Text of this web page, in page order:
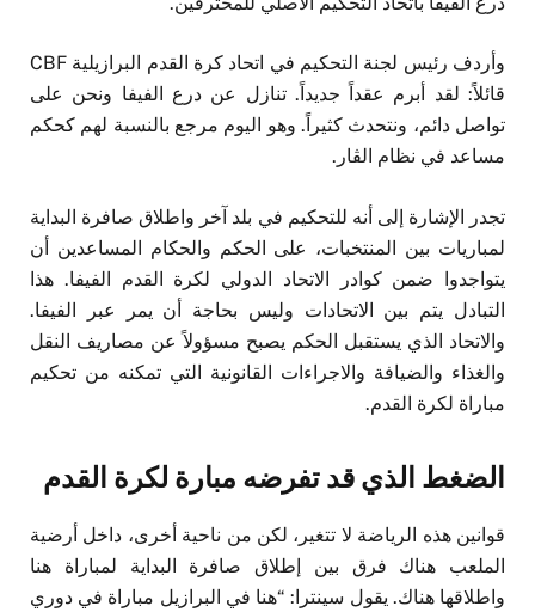
وأردف رئيس لجنة التحكيم في اتحاد كرة القدم البرازيلية CBF
قائلاً: لقد أبرم عقداً جديداً. تنازل عن درع الفيفا ونحن على
تواصل دائم، ونتحدث كثيراً. وهو اليوم مرجع بالنسبة لهم كحكم
مساعد في نظام الڤار.
تجدر الإشارة إلى أنه للتحكيم في بلد آخر واطلاق صافرة البداية
لمباريات بين المنتخبات، على الحكم والحكام المساعدين أن
يتواجدوا ضمن كوادر الاتحاد الدولي لكرة القدم الفيفا. هذا
التبادل يتم بين الاتحادات وليس بحاجة أن يمر عبر الفيفا.
والاتحاد الذي يستقبل الحكم يصبح مسؤولاً عن مصاريف النقل
والغذاء والضيافة والاجراءات القانونية التي تمكنه من تحكيم
مباراة لكرة القدم.
الضغط الذي قد تفرضه مبارة لكرة القدم
قوانين هذه الرياضة لا تتغير، لكن من ناحية أخرى، داخل أرضية
الملعب هناك فرق بين إطلاق صافرة البداية لمباراة هنا
واطلاقها هناك. يقول سينترا: “هنا في البرازيل مباراة في دوري